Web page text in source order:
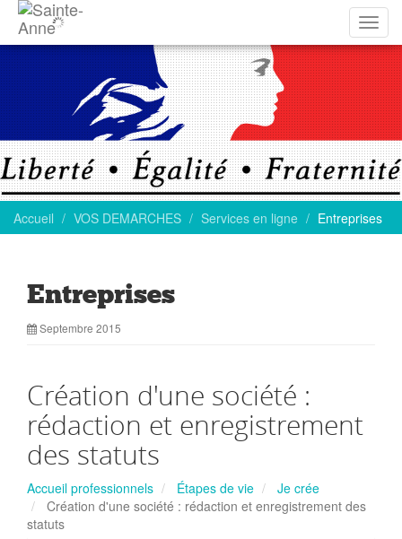
la
Accueil VOS DEMARCHES Services en ligne Entreprises
Entreprises
Septembre 2015
Création d'une société :
rédaction et enregistrement
des statuts
Accueil professionnels Étapes de vie
Je crée
Création d'une société : rédaction et enregistrement des
statuts